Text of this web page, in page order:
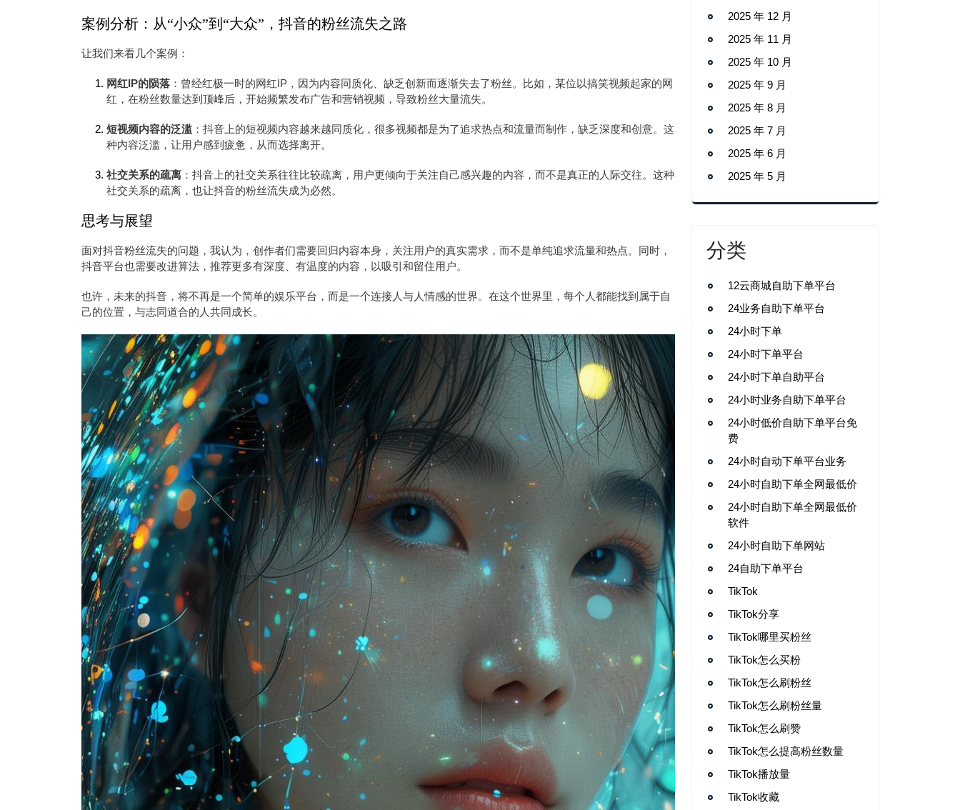
案例分析：从“小众”到“大众”，抖音的粉丝流失之路
让我们来看几个案例：
网红IP的陨落 ：曾经红极一时的网红IP，因为内容同质化、缺乏创新而逐渐失去了粉丝。比如，某位以搞笑视频起家的网
红，在粉丝数量达到顶峰后，开始频繁发布广告和营销视频，导致粉丝大量流失。
短视频内容的泛滥 ：抖音上的短视频内容越来越同质化，很多视频都是为了追求热点和流量而制作，缺乏深度和创意。这
种内容泛滥，让用户感到疲惫，从而选择离开。
社交关系的疏离 ：抖音上的社交关系往往比较疏离，用户更倾向于关注自己感兴趣的内容，而不是真正的人际交往。这种
社交关系的疏离，也让抖音的粉丝流失成为必然。
思考与展望
面对抖音粉丝流失的问题，我认为，创作者们需要回归内容本身，关注用户的真实需求，而不是单纯追求流量和热点。同时，
抖音平台也需要改进算法，推荐更多有深度、有温度的内容，以吸引和留住用户。
也许，未来的抖音，将不再是一个简单的娱乐平台，而是一个连接人与人情感的世界。在这个世界里，每个人都能找到属于自
己的位置，与志同道合的人共同成长。
2025 年 12 月
2025 年 11 月
2025 年 10 月
2025 年 9 月
2025 年 8 月
2025 年 7 月
2025 年 6 月
2025 年 5 月
分类
12云商城自助下单平台
24业务自助下单平台
24小时下单
24小时下单平台
24小时下单自助平台
24小时业务自助下单平台
24小时低价自助下单平台免
费
24小时自动下单平台业务
24小时自助下单全网最低价
24小时自助下单全网最低价
软件
24小时自助下单网站
24自助下单平台
TikTok
TikTok分享
TikTok哪里买粉丝
TikTok怎么买粉
TikTok怎么刷粉丝
TikTok怎么刷粉丝量
TikTok怎么刷赞
TikTok怎么提高粉丝数量
TikTok播放量
TikTok收藏